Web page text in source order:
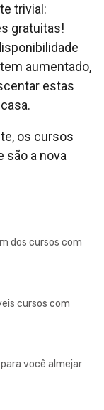
trivial:
gratuitas!
aumentado,
estas
os cursos
são a nova
dos cursos com
cursos com
você almejar